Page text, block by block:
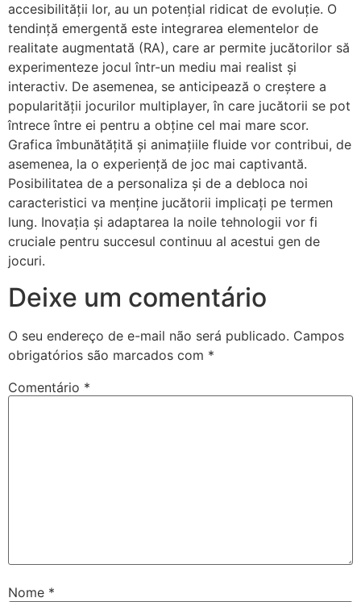
accesibilității lor, au un potențial ridicat de evoluție. O
tendință emergentă este integrarea elementelor de
realitate augmentată (RA), care ar permite jucătorilor să
experimenteze jocul într-un mediu mai realist și
interactiv. De asemenea, se anticipează o creștere a
popularității jocurilor multiplayer, în care jucătorii se pot
întrece între ei pentru a obține cel mai mare scor.
Grafica îmbunătățită și animațiile fluide vor contribui, de
asemenea, la o experiență de joc mai captivantă.
Posibilitatea de a personaliza și de a debloca noi
caracteristici va menține jucătorii implicați pe termen
lung. Inovația și adaptarea la noile tehnologii vor fi
cruciale pentru succesul continuu al acestui gen de
jocuri.
Deixe um comentário
O seu endereço de e-mail não será publicado. Campos
obrigatórios são marcados com *
Comentário *
Nome *